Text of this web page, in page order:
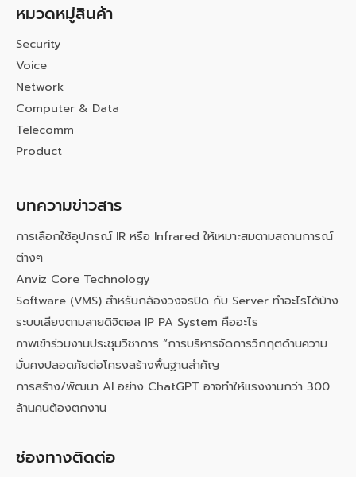
หมวดหมู่สินค้า
Security
Voice
Network
Computer & Data
Telecomm
Product
บทความข่าวสาร
การเลือกใช้อุปกรณ์ IR หรือ Infrared ให้เหมาะสมตามสถานการณ์
ต่างๆ
Anviz Core Technology
Software (VMS) สำหรับกล้องวงจรปิด กับ Server ทำอะไรได้บ้าง
ระบบเสียงตามสายดิจิตอล IP PA System คืออะไร
ภาพเข้าร่วมงานประชุมวิชาการ “การบริหารจัดการวิกฤตด้านความ
มั่นคงปลอดภัยต่อโครงสร้างพื้นฐานสำคัญ
การสร้าง/พัฒนา AI อย่าง ChatGPT อาจทำให้แรงงานกว่า 300
ล้านคนต้องตกงาน
ช่องทางติดต่อ